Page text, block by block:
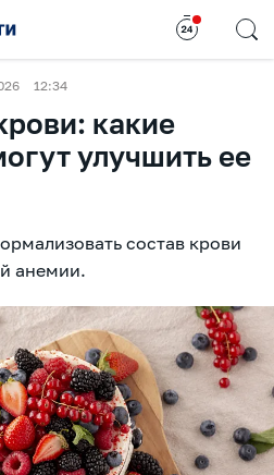
12:34
какие
улучшить ее
состав крови
анемии.